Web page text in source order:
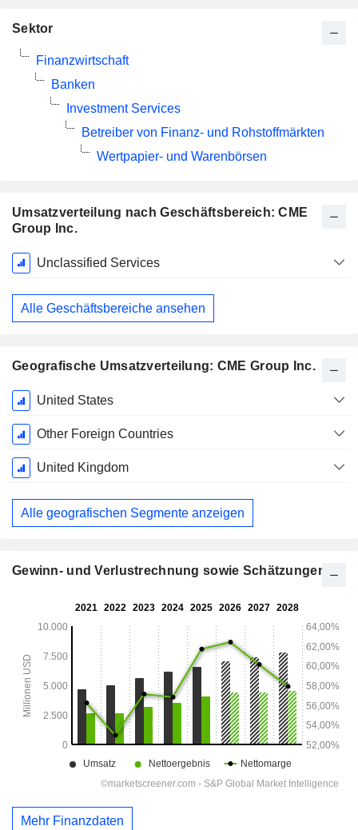
Umsatzverteilung nach Geschäftsbereich: CME
Group Inc.
Ende d.
Geschäftsjahres:
Dezember
Unclassified Services
Alle Geschäftsbereiche ansehen
Geografische Umsatzverteilung: CME Group Inc.
Ende d.
Geschäftsjahres:
Dezember
United States
Other Foreign Countries
United Kingdom
Alle geografischen Segmente anzeigen
Sektor
Finanzwirtschaft
Banken
Investment Services
Betreiber von Finanz- und Rohstoffmärkten
Wertpapier- und Warenbörsen
Gewinn- und Verlustrechnung sowie Schätzungen
Mehr Finanzdaten